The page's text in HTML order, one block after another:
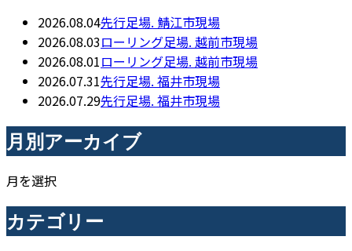
2026.08.04先行足場. 鯖江市現場
2026.08.03ローリング足場. 越前市現場
2026.08.01ローリング足場. 越前市現場
2026.07.31先行足場. 福井市現場
2026.07.29先行足場. 福井市現場
月別アーカイブ
月を選択
カテゴリー